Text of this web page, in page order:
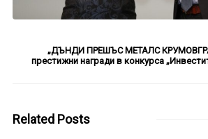
„ДЪНДИ ПРЕШЪС МЕТАЛС
престижни награди в конкурса
Related Posts